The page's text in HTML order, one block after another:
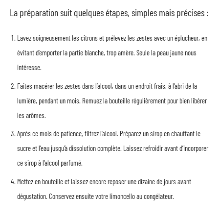
La préparation suit quelques étapes, simples mais précises :
Lavez soigneusement les citrons et prélevez les zestes avec un éplucheur, en
évitant d’emporter la partie blanche, trop amère. Seule la peau jaune nous
intéresse.
Faites macérer les zestes dans l’alcool, dans un endroit frais, à l’abri de la
lumière, pendant un mois. Remuez la bouteille régulièrement pour bien libérer
les arômes.
Après ce mois de patience, filtrez l’alcool. Préparez un sirop en chauffant le
sucre et l’eau jusqu’à dissolution complète. Laissez refroidir avant d’incorporer
ce sirop à l’alcool parfumé.
Mettez en bouteille et laissez encore reposer une dizaine de jours avant
dégustation. Conservez ensuite votre limoncello au congélateur.